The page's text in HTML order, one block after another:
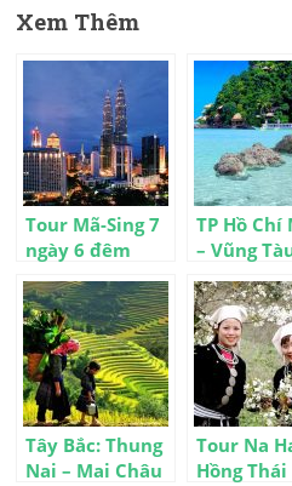
Xem Thêm
Tour Mã-Sing 7
ngày 6 đêm
Singapore)
TP Hồ Chí
– Vũng
ngày 3
Tây Bắc: Thung
Nai – Mai Châu
Tour Na
Hồng